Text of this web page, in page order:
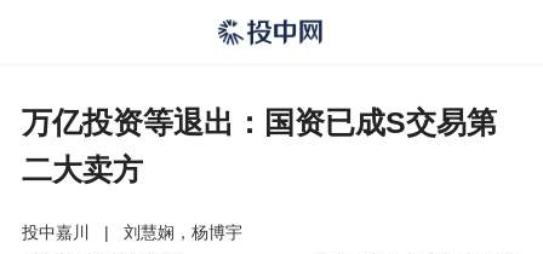
万亿投资等退出：国资已成S交易第
二大卖方
投中嘉川 |
刘慧娴，杨博宇